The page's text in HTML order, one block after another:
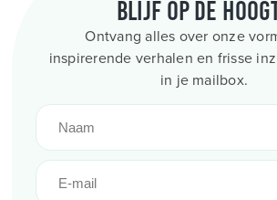
Blijf op de
Ontvang alles over onze
inspirerende verhalen en frisse
in je mailbox.